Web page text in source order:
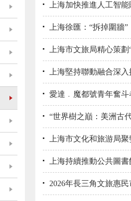
上海加快推進人工智
上海徐匯：“拆掉圍牆
上海市文旅局精心策
上海堅持聯動融合深
愛達﹒魔都號青年奮
“世界樹之巔：美洲古
上海市文化和旅游局
上海持續推動公共圖
2026年長三角文旅惠